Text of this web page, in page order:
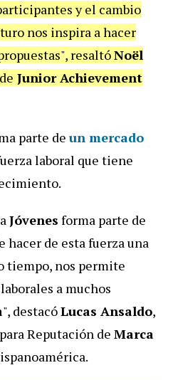
y el cambio
nos inspira a hacer
resaltóNoël
Junior Achievement
parte de un mercado
laboral que tiene
Jóvenes forma parte de
hacer de esta fuerza una
tiempo, nos permite
a muchos
", destacóLucas Ansaldo,
Reputación de Marca